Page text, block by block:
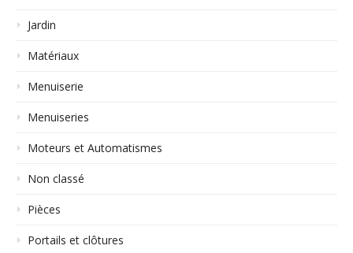
Jardin
Matériaux
Menuiserie
Menuiseries
Moteurs et Automatismes
Non classé
Pièces
Portails et clôtures